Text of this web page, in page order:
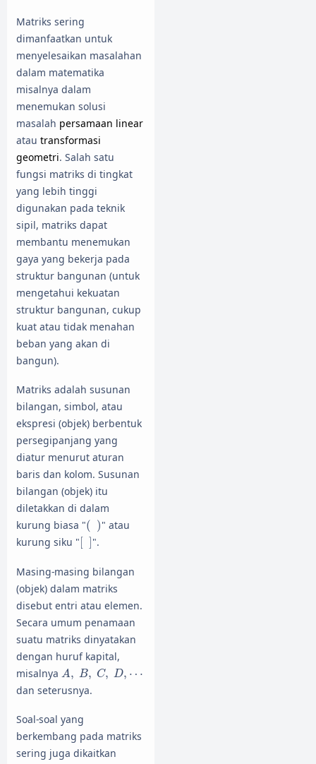
Matriks sering
dimanfaatkan untuk
menyelesaikan masalahan
dalam matematika
misalnya dalam
menemukan solusi
masalah persamaan linear
atau transformasi
geometri. Salah satu
fungsi matriks di tingkat
yang lebih tinggi
digunakan pada teknik
sipil, matriks dapat
membantu menemukan
gaya yang bekerja pada
struktur bangunan (untuk
mengetahui kekuatan
struktur bangunan, cukup
kuat atau tidak menahan
beban yang akan di
bangun).
Matriks adalah susunan
bilangan, simbol, atau
ekspresi (objek) berbentuk
persegipanjang yang
diatur menurut aturan
baris dan kolom. Susunan
bilangan (objek) itu
diletakkan di dalam
kurung biasa "( )
( ) " atau
kurung siku "[ ]".
Masing-masing bilangan
(objek) dalam matriks
disebut entri atau elemen.
Secara umum penamaan
suatu matriks dinyatakan
dengan huruf kapital,
misalnya A, B, C, D, ⋯
A B, C,D ⋯
dan seterusnya.
Soal-soal yang
berkembang pada matriks
sering juga dikaitkan